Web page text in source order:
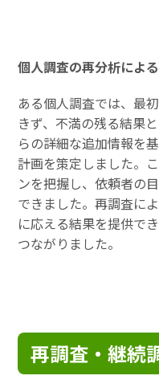
個人調査の再分析によ
ある個人調査では、最
きず、不満の残る結果
らの詳細な追加情報を
計画を策定しました。
ンを把握し、依頼者の
できました。再調査に
に応える結果を提供で
つながりました。
再調査・継続